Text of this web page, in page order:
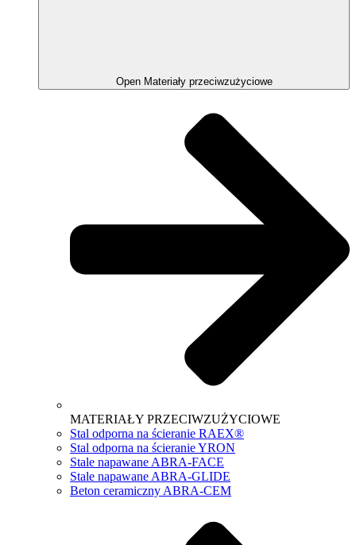
Open Materiały przeciwzużyciowe
MATERIAŁY PRZECIWZUŻYCIOWE
Stal odporna na ścieranie RAEX®
Stal odporna na ścieranie YRON
Stale napawane ABRA-FACE
Stale napawane ABRA-GLIDE
Beton ceramiczny ABRA-CEM